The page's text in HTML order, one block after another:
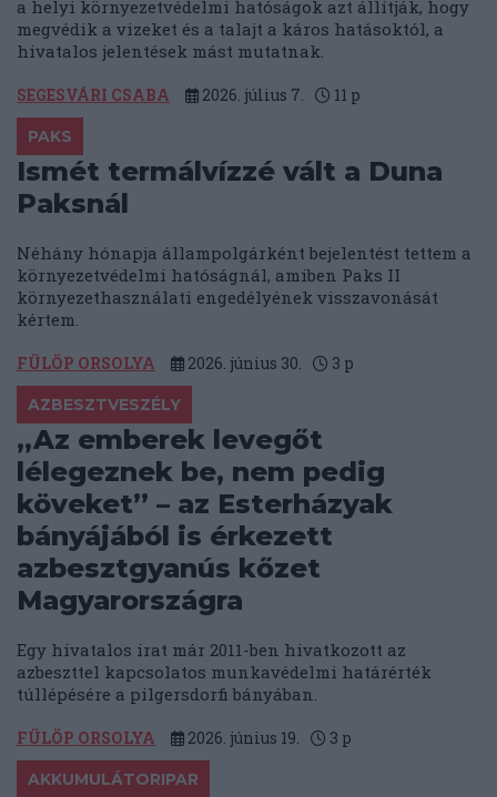
a helyi környezetvédelmi hatóságok azt állítják, hogy
megvédik a vizeket és a talajt a káros hatásoktól, a
hivatalos jelentések mást mutatnak.
SEGESVÁRI CSABA 2026. július 7. 11 p
PAKS
Ismét termálvízzé vált a Duna
Paksnál
Néhány hónapja állampolgárként bejelentést tettem a
környezetvédelmi hatóságnál, amiben Paks II
környezethasználati engedélyének visszavonását
kértem.
FÜLÖP ORSOLYA 2026. június 30. 3 p
AZBESZTVESZÉLY
„Az emberek levegőt
lélegeznek be, nem pedig
köveket” – az Esterházyak
bányájából is érkezett
azbesztgyanús kőzet
Magyarországra
Egy hivatalos irat már 2011-ben hivatkozott az
azbeszttel kapcsolatos munkavédelmi határérték
túllépésére a pilgersdorfi bányában.
FÜLÖP ORSOLYA 2026. június 19. 3 p
AKKUMULÁTORIPAR